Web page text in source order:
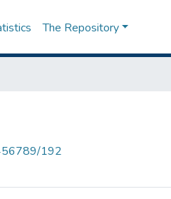
The Repository
192